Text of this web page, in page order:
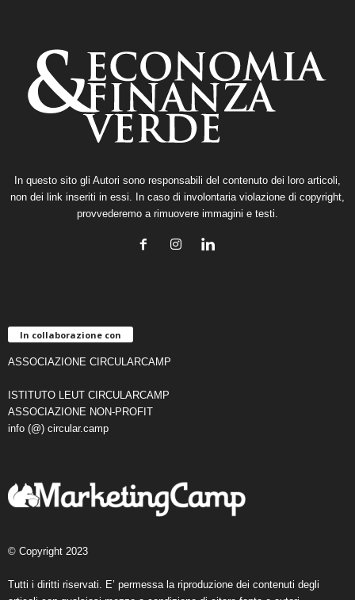
In questo sito gli Autori sono responsabili del contenuto dei loro articoli,
non dei link inseriti in essi. In caso di involontaria violazione di copyright,
provvederemo a rimuovere immagini e testi.
In collaborazione con
ASSOCIAZIONE CIRCULARCAMP
ISTITUTO LEUT CIRCULARCAMP
ASSOCIAZIONE NON-PROFIT
info (@) circular.camp
© Copyright 2023
Tutti i diritti riservati. E’ permessa la riproduzione dei contenuti degli